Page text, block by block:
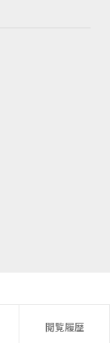
閲覧履歴
ータ指針